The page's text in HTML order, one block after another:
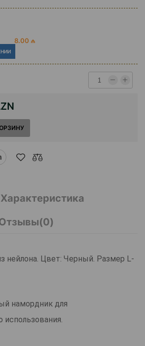
8.00 ₼
Характеристика
нейлона. Цвет: Черный. Размер L-
намордник для
использования.